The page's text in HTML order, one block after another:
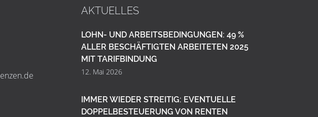
enzen.de
AKTUELLES
LOHN- UND ARBEITSBEDINGUNGEN: 49 %
ALLER BESCHÄFTIGTEN ARBEITETEN 2025
MIT TARIFBINDUNG
12. Mai 2026
IMMER WIEDER STREITIG: EVENTUELLE
DOPPELBESTEUERUNG VON RENTEN